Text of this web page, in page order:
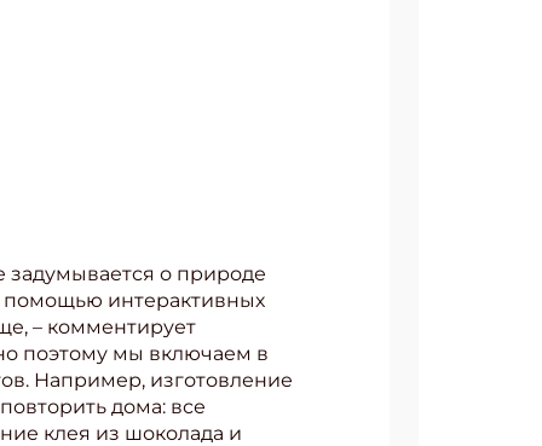
задумывается о природе
помощью интерактивных
– комментирует
поэтому мы включаем в
Например, изготовление
дома: все
клея из шоколада и